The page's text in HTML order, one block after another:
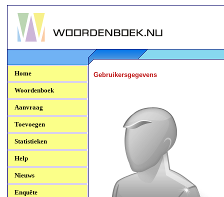
Woordenboek.NU
Home
Woordenboek
Aanvraag
Toevoegen
Statistieken
Help
Nieuws
Enquête
Gebruikersgegevens